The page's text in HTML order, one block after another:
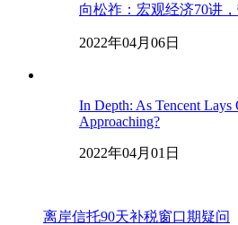
向松祚：宏观经济70讲
2022年04月06日
In Depth: As Tencent Lays
Approaching?
2022年04月01日
离岸信托90天补税窗口期疑问